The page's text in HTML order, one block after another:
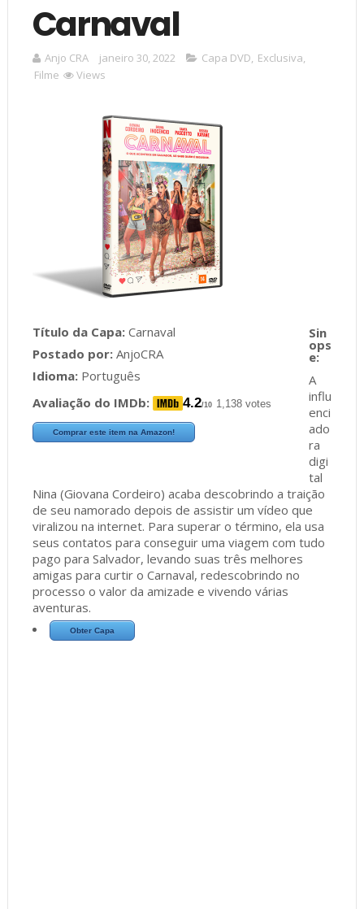
Carnaval
Anjo CRA janeiro 30, 2022 Capa DVD, Exclusiva,
Filme
Views
Título da Capa:Carnaval
Postado por:AnjoCRA
Idioma:Português
Avaliação do IMDb:
4.2/10 1,138 votes
Comprar este item na Amazon!
A
influ
enci
ado
ra
digi
tal
Nina (Giovana Cordeiro) acaba descobrindo a traição
de seu namorado depois de assistir um vídeo que
viralizou na internet. Para superar o término, ela usa
seus contatos para conseguir uma viagem com tudo
pago para Salvador, levando suas três melhores
amigas para curtir o Carnaval, redescobrindo no
processo o valor da amizade e vivendo várias
aventuras.
Obter Capa